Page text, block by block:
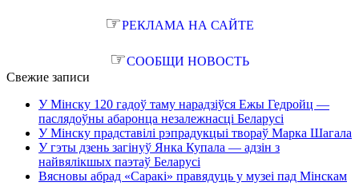
☞РЕКЛАМА НА САЙТЕ
☞СООБЩИ НОВОСТЬ
Свежие записи
У Мінску 120 гадоў таму нарадзіўся Ежы Гедройц —
паслядоўны абаронца незалежнасці Беларусі
У Мінску прадставілі рэпрадукцыі твораў Марка Шагала
У гэты дзень загінуў Янка Купала — адзін з
найвялікшых паэтаў Беларусі
Вясновы абрад «Саракі» правядуць у музеі пад Мінскам